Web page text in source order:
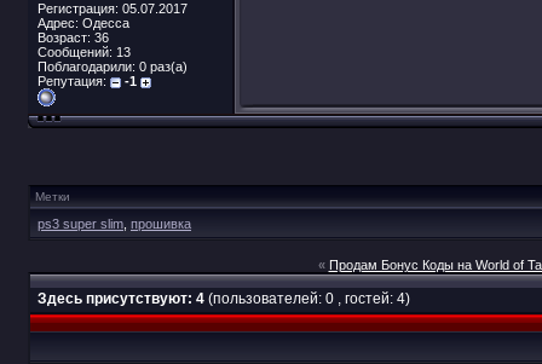
Регистрация: 05.07.2017
Адрес: Одесса
Возраст: 36
Сообщений: 13
Поблагодарили: 0 раз(а)
Репутация:
-1
Метки
ps3 super slim прошивка
« Продам Бонус Коды на World of
Здесь присутствуют: 4 (пользователей: 0 , гостей: 4)